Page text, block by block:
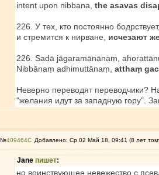
intent upon nibbana, the asavas
226. У тех, кто постоянно
и стремится к нирване, исчезают
226. Sadā jāgaramānānaṃ,
Nibbānaṃ adhimuttānaṃ, atthaṃ
Неверно переводят переводчики?
"желания идут за западную гору".
№409464 Добавлено: Ср 02 Май 18, 09:41 (8 лет
Jane пишет:
но воинствующее невежество с